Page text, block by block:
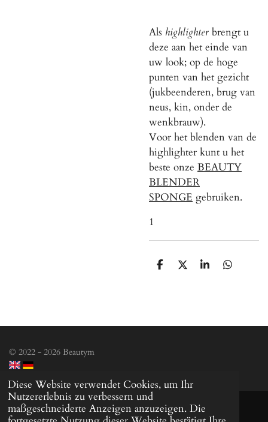
Diese Website verwendet Cookies, um Ihr
Nutzererlebnis zu verbessern und
maßgeschneiderte Anzeigen anzuzeigen. Die
Als highlighter brengt u
deze aan het einde van
uw look; op de hoge
punten van het gezicht
(jukbeenderen, brug van
neus, kin, onder de
wenkbrauw).
Voor het blenden van de
highlighter kunt u het
beste onze BEAUTY
BLENDER
SPONGE gebruiken.
1
T
T
T
T
© 2022 - 2026 Beautym